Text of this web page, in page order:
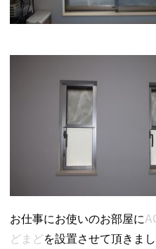
お仕事にお使いのお部屋に
どまどを設置させて頂きまし